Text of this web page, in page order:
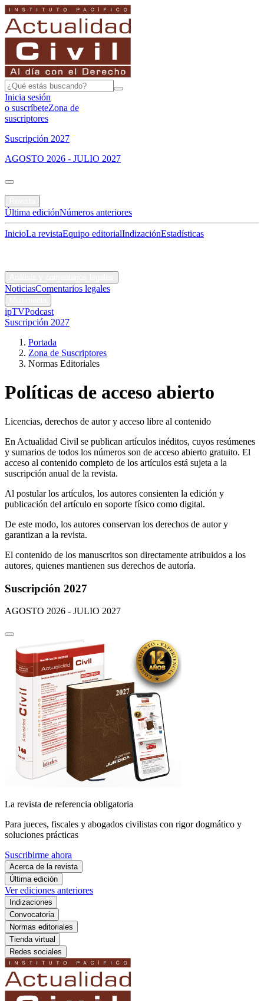
Inicia sesión
o suscríbeteZona de
suscriptores
Suscripción 2027
AGOSTO 2026 - JULIO 2027
Última ediciónNúmeros anteriores
InicioLa revistaEquipo editorialIndizaciónEstadísticas
NoticiasComentarios legales
ipTVPodcast
Suscripción 2027
Portada
Zona de Suscriptores
Normas Editoriales
Políticas de acceso abierto
Licencias, derechos de autor y acceso libre al contenido
En Actualidad Civil se publican artículos inéditos, cuyos resúmenes
y sumarios de todos los números son de acceso abierto gratuito. El
acceso al contenido completo de los artículos está sujeta a la
suscripción anual de la revista.
Al postular los artículos, los autores consienten la edición y
publicación del artículo en soporte físico como digital.
De este modo, los autores conservan los derechos de autor y
garantizan a la revista.
El contenido de los manuscritos son directamente atribuidos a los
autores, quienes mantienen sus derechos de autoría.
Suscripción 2027
AGOSTO 2026 - JULIO 2027
La revista de referencia obligatoria
Para jueces, fiscales y abogados civilistas con rigor dogmático y
soluciones prácticas
Suscribirme ahora
Acerca de la revista
Última edición
Ver ediciones anteriores
Indizaciones
Convocatoria
Normas editoriales
Tienda virtual
Redes sociales